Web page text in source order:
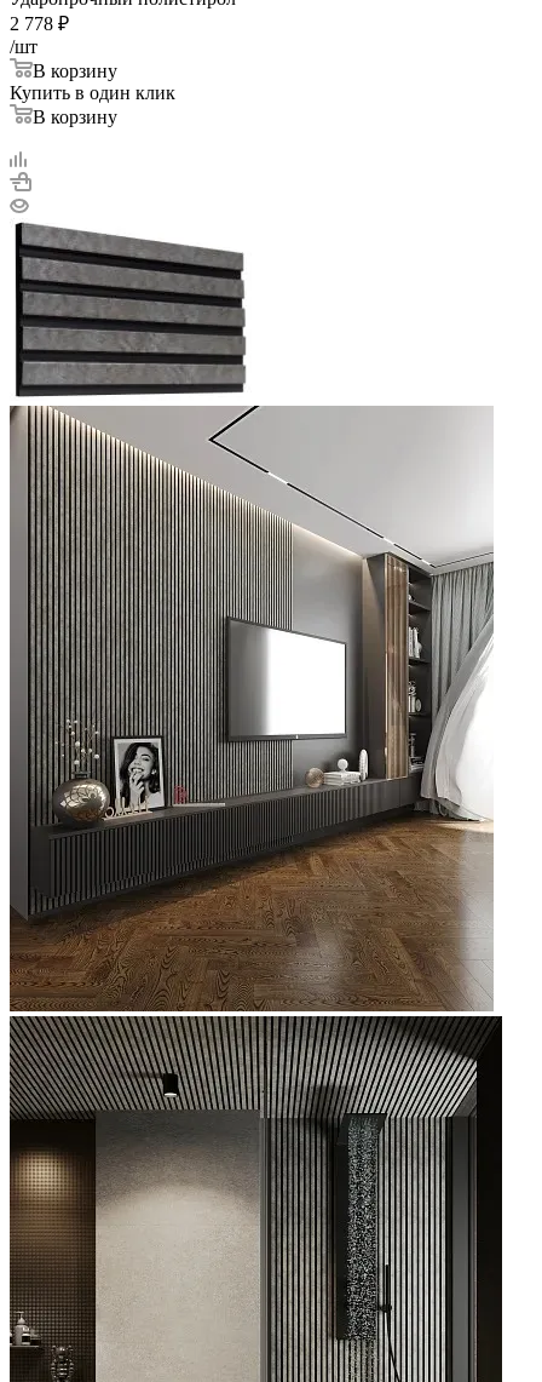
2 778 ₽
/шт
В корзину
Купить в один клик
В корзину